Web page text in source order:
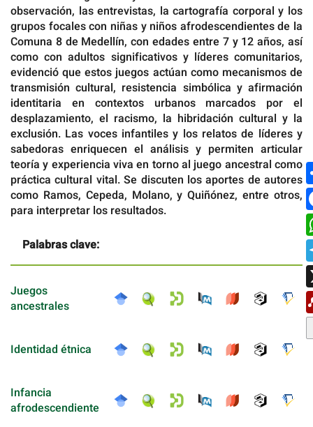
observación, las entrevistas, la cartografía corporal y los
grupos focales con niñas y niños afrodescendientes de la
Comuna 8 de Medellín, con edades entre 7 y 12 años, así
como con adultos significativos y líderes comunitarios,
evidenció que estos juegos actúan como mecanismos de
transmisión cultural, resistencia simbólica y afirmación
identitaria en contextos urbanos marcados por el
desplazamiento, el racismo, la hibridación cultural y la
exclusión. Las voces infantiles y los relatos de líderes y
sabedoras enriquecen el análisis y permiten articular
teoría y experiencia viva en torno al juego ancestral como
práctica cultural vital. Se discuten los aportes de autores
como Ramos, Cepeda, Molano, y Quiñónez, entre otros,
para interpretar los resultados.
Palabras clave:
Juegos
ancestrales
Identidad étnica
Infancia
afrodescendiente